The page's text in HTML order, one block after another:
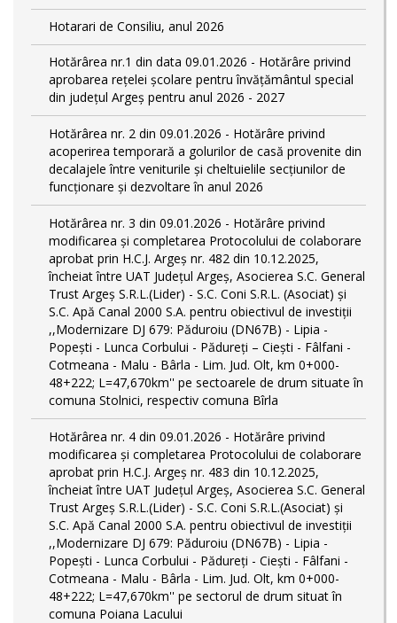
Hotarari de Consiliu, anul 2026
Hotărârea nr.1 din data 09.01.2026 - Hotărâre privind
aprobarea rețelei școlare pentru învățământul special
din județul Argeș pentru anul 2026 - 2027
Hotărârea nr. 2 din 09.01.2026 - Hotărâre privind
acoperirea temporară a golurilor de casă provenite din
decalajele între veniturile și cheltuielile secțiunilor de
funcționare și dezvoltare în anul 2026
Hotărârea nr. 3 din 09.01.2026 - Hotărâre privind
modificarea și completarea Protocolului de colaborare
aprobat prin H.C.J. Argeș nr. 482 din 10.12.2025,
încheiat între UAT Județul Argeș, Asocierea S.C. General
Trust Argeș S.R.L.(Lider) - S.C. Coni S.R.L. (Asociat) și
S.C. Apă Canal 2000 S.A. pentru obiectivul de investiții
,,Modernizare DJ 679: Păduroiu (DN67B) - Lipia -
Popești - Lunca Corbului - Pădureți – Ciești - Fâlfani -
Cotmeana - Malu - Bârla - Lim. Jud. Olt, km 0+000-
48+222; L=47,670km'' pe sectoarele de drum situate în
comuna Stolnici, respectiv comuna Bîrla
Hotărârea nr. 4 din 09.01.2026 - Hotărâre privind
modificarea și completarea Protocolului de colaborare
aprobat prin H.C.J. Argeș nr. 483 din 10.12.2025,
încheiat între UAT Județul Argeș, Asocierea S.C. General
Trust Argeș S.R.L.(Lider) - S.C. Coni S.R.L.(Asociat) și
S.C. Apă Canal 2000 S.A. pentru obiectivul de investiții
,,Modernizare DJ 679: Păduroiu (DN67B) - Lipia -
Popești - Lunca Corbului - Pădureți - Ciești - Fâlfani -
Cotmeana - Malu - Bârla - Lim. Jud. Olt, km 0+000-
48+222; L=47,670km'' pe sectorul de drum situat în
comuna Poiana Lacului